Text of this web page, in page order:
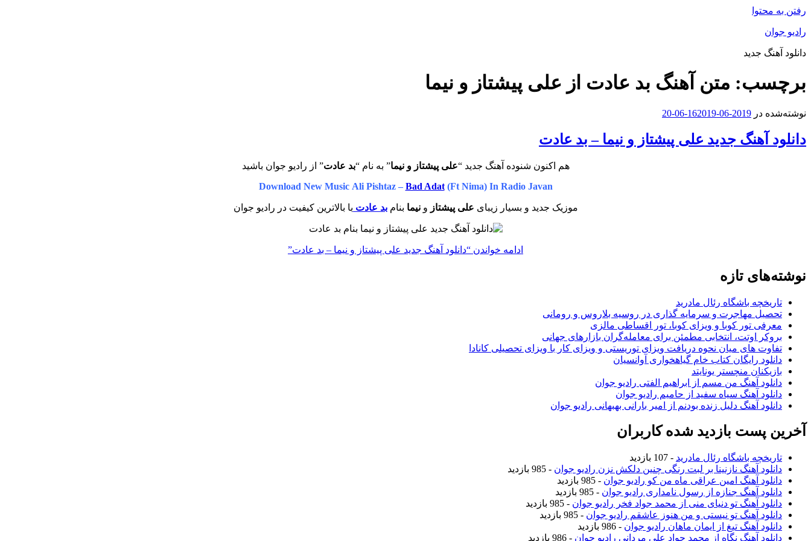
رفتن به محتوا
رادیو جوان
دانلود آهنگ جدید
برچسب: متن آهنگ بد عادت از علی پیشتاز و نیما
نوشته‌شده در 2019-06-16
2019-06-20
دانلود آهنگ جدید علی پیشتاز و نیما – بد عادت
هم اکنون شنوده آهنگ جدید “علی پیشتاز و نیما” به نام “بد عادت” از رادیو جوان باشید
Download New Music Ali Pishtaz – Bad Adat(Ft Nima)In Radio Javan
موزیک جدید و بسیار زیبای علی پیشتاز و نیما بنام بد عادت با بالاترین کیفیت در رادیو جوان
ادامه خواندن “دانلود آهنگ جدید علی پیشتاز و نیما – بد عادت”
نوشته‌های تازه
تاریخچه باشگاه رئال مادرید
تحصیل مهاجرت و سرمایه گذاری در روسیه بلاروس و رومانی
معرفی تور کوبا و ویزای کوبا، تور اقساطی مالزی
بروکر اوتت، انتخابی مطمئن برای معامله‌گران بازارهای جهانی
تفاوت های میان نحوه دریافت ویزای توریستی و ویزای کار با ویزای تحصیلی کانادا
دانلود رایگان کتاب خام گیاهخواری آوانسیان
بازیکنان منچستر یونایتد
دانلود آهنگ من مسم از ابراهیم الفتی رادیو جوان
دانلود آهنگ سیاه سفید از حامیم رادیو جوان
دانلود آهنگ دلیل زنده بودنم از امیر بارانی بهبهانی رادیو جوان
آخرین پست بازدید شده کاربران
تاریخچه باشگاه رئال مادرید - 107 بازدید
دانلود آهنگ نازنینا بر لبت رنگی چنین دلکش نزن رادیو جوان - 985 بازدید
دانلود آهنگ امین عراقی ماه من کو رادیو جوان - 985 بازدید
دانلود آهنگ جنازه از رسول نامداری رادیو جوان - 985 بازدید
دانلود آهنگ تو دنیای منی از محمد جواد فخر رادیو جوان - 985 بازدید
دانلود آهنگ تو نیستی و من هنوز عاشقم رادیو جوان - 985 بازدید
دانلود آهنگ تیغ از ایمان ماهان رادیو جوان - 986 بازدید
دانلود آهنگ نگاه از محمد جواد علی مردانی رادیو جوان - 986 بازدید